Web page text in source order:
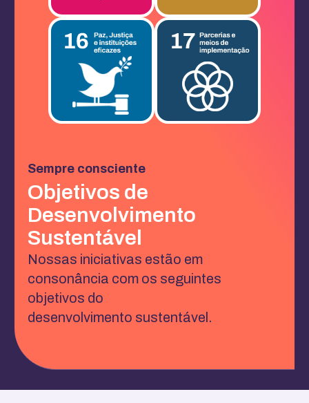
Sempre consciente
Objetivos de
Desenvolvimento
Sustentável
Nossas iniciativas estão em
consonância com os seguintes
objetivos do
desenvolvimento sustentável.​